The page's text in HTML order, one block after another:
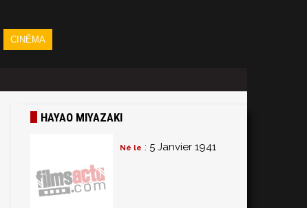
CINÉMA
HAYAO MIYAZAKI
Né le : 5 Janvier 1941